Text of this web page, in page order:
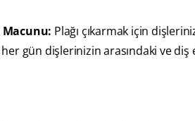
Macunu: Plağı çıkarmak için
gün dişlerinizin arasındaki ve diş